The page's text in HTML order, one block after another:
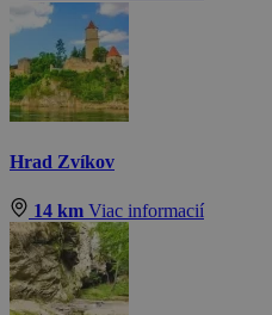
Hrad Zvíkov
14 km Viac informacií